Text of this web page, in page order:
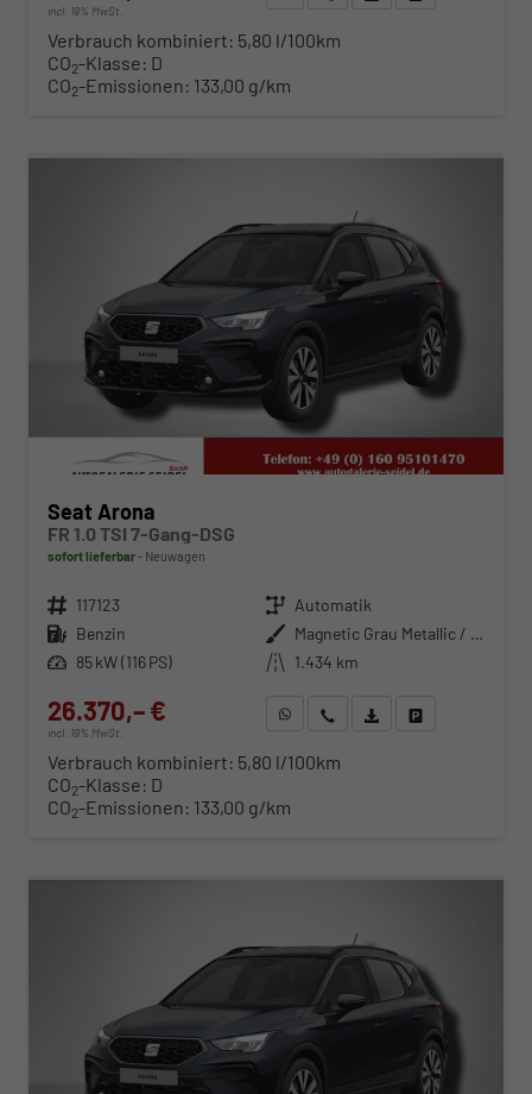
incl. 19% MwSt.
Verbrauch kombiniert: 5,80 l/100km
CO2-Klasse: D
CO2-Emissionen: 133,00 g/km
Seat Arona
FR 1.0 TSI 7-Gang-DSG
sofort lieferbar Neuwagen
Fahrzeugnr. 117123 Getriebe Automatik
Kraftstoff Benzin Außenfarbe
Magnetic Grau Metallic / Dach in Midnight Schwarz Metallic
Leistung 85 kW (116 PS) Kilometerstand 1.434 km
26.370,– €
incl. 19% MwSt.
WhatsApp anfragen
Wir rufen Sie anFahrzeugexposé (PDF)
Verbrauch kombiniert: 5,80 l/100km
CO2-Klasse: D
CO2-Emissionen: 133,00 g/km